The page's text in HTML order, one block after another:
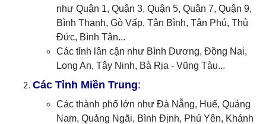
như Quận 1, Quận 3, Quận 5, Quận 7, Quận 9,
Bình Thạnh, Gò Vấp, Tân Bình, Tân Phú, Thủ
Đức, Bình Tân...
Các tỉnh lân cận như Bình Dương, Đồng Nai,
Long An, Tây Ninh, Bà Rịa - Vũng Tàu...
Các Tỉnh Miền Trung:
Các thành phố lớn như Đà Nẵng, Huế, Quảng
Nam, Quảng Ngãi, Bình Định, Phú Yên, Khánh